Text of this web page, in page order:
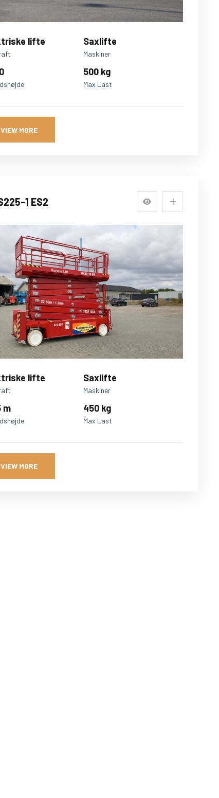
lifte Saxlifte
Maskiner
500 kg
Max Last
VIEW MORE
1 ES2
lifte Saxlifte
Maskiner
m 450 kg
Max Last
VIEW MORE